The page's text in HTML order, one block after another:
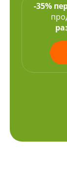
-35%